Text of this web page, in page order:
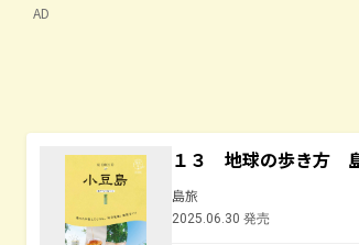
AD
１３ 地球の歩き方
島旅
2025.06.30 発売